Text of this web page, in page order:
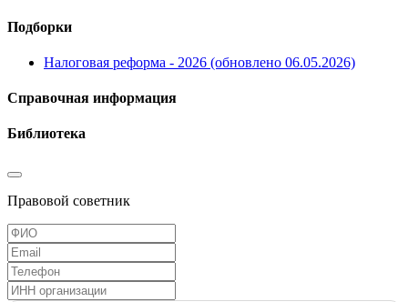
Подборки
Налоговая реформа - 2026 (обновлено 06.05.2026)
Справочная информация
Библиотека
Правовой советник